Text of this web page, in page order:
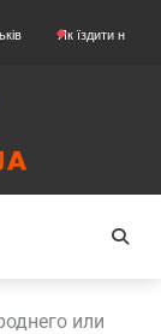
Як їздити на картингу
или